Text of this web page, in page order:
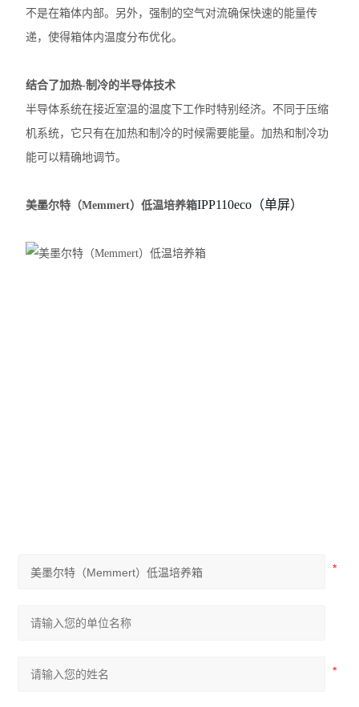
不是在箱体内部。另外，强制的空气对流确保快速的能量传
递，使得箱体内温度分布优化。
结合了加热-制冷的半导体技术
半导体系统在接近室温的温度下工作时特别经济。不同于压缩
机系统，它只有在加热和制冷的时候需要能量。加热和制冷功
能可以精确地调节。
美墨尔特（Memmert）低温培养箱IPP110eco（单屏）